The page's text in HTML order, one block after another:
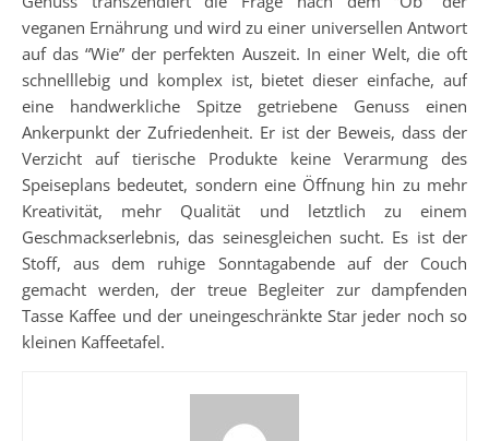
veganen Ernährung und wird zu einer universellen Antwort
auf das “Wie” der perfekten Auszeit. In einer Welt, die oft
schnelllebig und komplex ist, bietet dieser einfache, auf
eine handwerkliche Spitze getriebene Genuss einen
Ankerpunkt der Zufriedenheit. Er ist der Beweis, dass der
Verzicht auf tierische Produkte keine Verarmung des
Speiseplans bedeutet, sondern eine Öffnung hin zu mehr
Kreativität, mehr Qualität und letztlich zu einem
Geschmackserlebnis, das seinesgleichen sucht. Es ist der
Stoff, aus dem ruhige Sonntagabende auf der Couch
gemacht werden, der treue Begleiter zur dampfenden
Tasse Kaffee und der uneingeschränkte Star jeder noch so
kleinen Kaffeetafel.